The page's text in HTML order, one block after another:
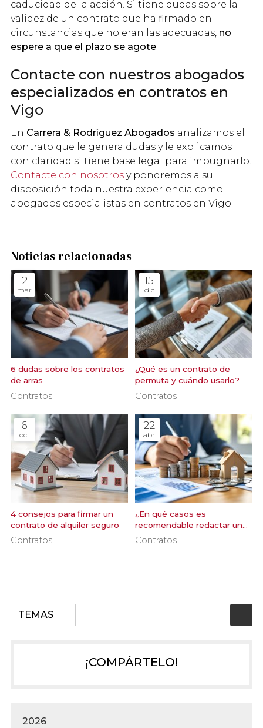
TEMAS
caducidad de la acción. Si tiene dudas sobre la
validez de un contrato que ha firmado en
circunstancias que no eran las adecuadas, no
espere a que el plazo se agote.
Contacte con nuestros abogados
especializados en contratos en
Vigo
En Carrera & Rodríguez Abogados analizamos el
contrato que le genera dudas y le explicamos
con claridad si tiene base legal para impugnarlo.
Contacte con nosotrosy pondremos a su
disposición toda nuestra experiencia como
abogados especialistas en contratos en Vigo.
Noticias relacionadas
2
mar
6 dudas sobre los contratos
de arras
Contratos
15
dic
¿Qué es un contrato de
permuta y cuándo usarlo?
Contratos
6
oct
4 consejos para firmar un
contrato de alquiler seguro
Contratos
22
abr
¿En qué casos es
recomendable redactar un
contrato de arras?
Contratos
¡COMPÁRTELO!
2026